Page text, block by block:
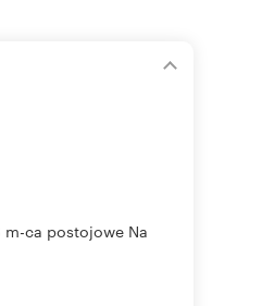
ca postojowe Na